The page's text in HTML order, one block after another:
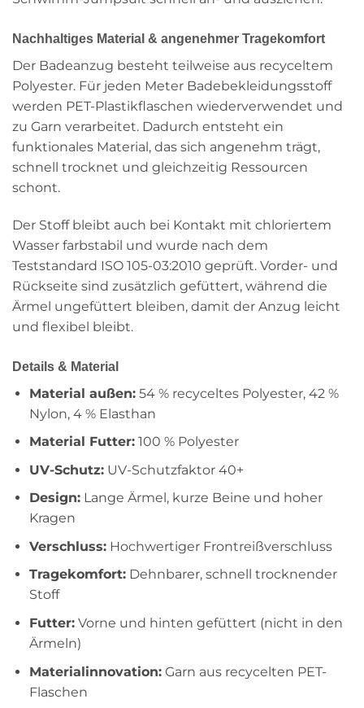
Nachhaltiges Material & angenehmer Tragekomfort
Der Badeanzug besteht teilweise aus recyceltem
Polyester. Für jeden Meter Badebekleidungsstoff
werden PET-Plastikflaschen wiederverwendet und
zu Garn verarbeitet. Dadurch entsteht ein
funktionales Material, das sich angenehm trägt,
schnell trocknet und gleichzeitig Ressourcen
schont.
Der Stoff bleibt auch bei Kontakt mit chloriertem
Wasser farbstabil und wurde nach dem
Teststandard ISO 105-03:2010 geprüft. Vorder- und
Rückseite sind zusätzlich gefüttert, während die
Ärmel ungefüttert bleiben, damit der Anzug leicht
und flexibel bleibt.
Details & Material
Material außen:54 % recyceltes Polyester, 42 %
Nylon, 4 % Elasthan
Material Futter:100 % Polyester
UV-Schutz:UV-Schutzfaktor 40+
Design:Lange Ärmel, kurze Beine und hoher
Kragen
Verschluss:Hochwertiger Frontreißverschluss
Tragekomfort:Dehnbarer, schnell trocknender
Stoff
Futter:Vorne und hinten gefüttert (nicht in den
Ärmeln)
Materialinnovation:Garn aus recycelten PET-
Flaschen